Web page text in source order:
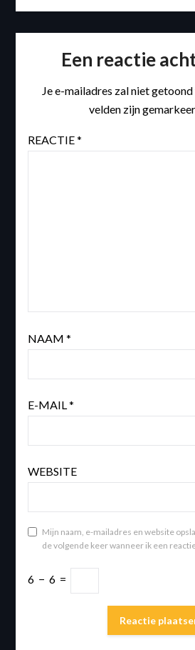
Een reactie
Je e-mailadres zal niet
velden zijn
REACTIE*
NAAM *
E-MAIL*
WEBSITE
Mijn naam, e-mailadres en website
de volgende keer wanneer ik een
6 − 6 =